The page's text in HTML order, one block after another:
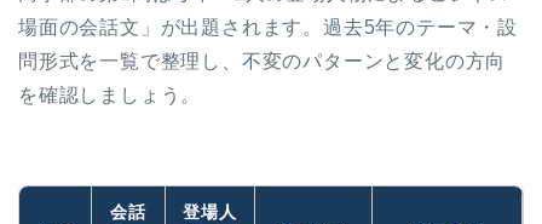
場面の会話文」が出題されます。過去5年のテーマ・設
問形式を一覧で整理し、不変のパターンと変化の方向
を確認しましょう。
会話
登場人